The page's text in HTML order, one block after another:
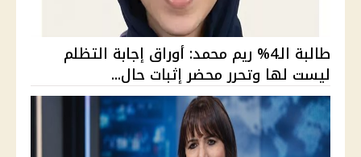
طالبة الـ4% ريم محمد: أوراق إجابة التظلم
ليست لها وتحرر محضر إثبات حال...